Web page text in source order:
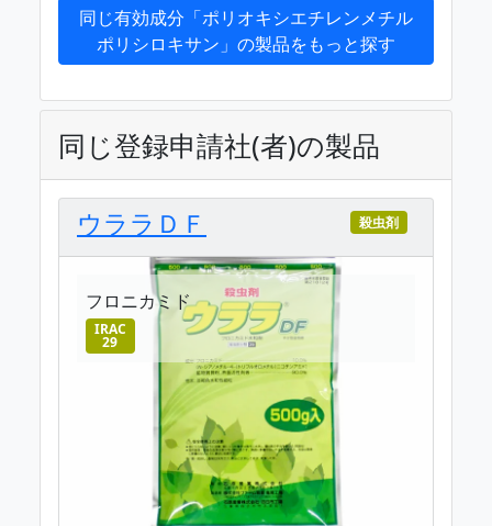
同じ有効成分「ポリオキシエチレンメチル
ポリシロキサン」の製品をもっと探す
同じ登録申請社(者)の製品
ウララＤＦ 殺虫剤
フロニカミド
IRAC
29